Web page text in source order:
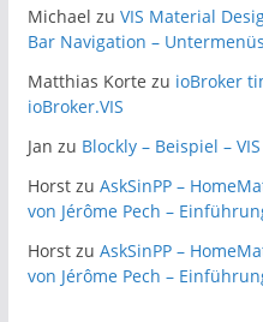
Michael zu VIS Material
Bar Navigation – Untermenüs
Matthias Korte zu ioBroker
ioBroker.VIS
Jan zu Blockly – Beispiel –
Horstzu AskSinPP –
von Jérôme Pech –
Horstzu AskSinPP –
von Jérôme Pech –